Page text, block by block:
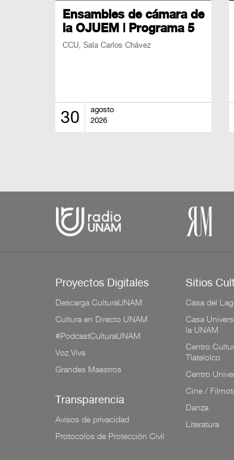
Ensambles de cámara de
la OJUEM | Programa 5
CCU, Sala Carlos Chávez
30
agosto
2026
Proyectos Digitales
Descarga CulturaUNAM
Cultura en Directo UNAM
#PodcastCulturaUNAM
Voz Viva
Grandes Maestros
Transparencia
Avisos de privacidad
Protocolos de Protección Civil
Sitios
Casa del
Casa
la UNAM
Centro
Tlatelolco
Centro
Cine /
Danza
Literatura